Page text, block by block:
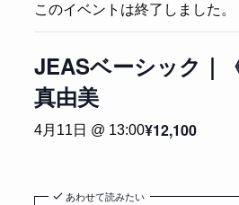
このイベントは終了しました。
JEASベーシック｜
真由美
4月11日 @ 13:00¥12,100
あわせて読みたい